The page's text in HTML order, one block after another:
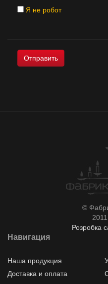
Я не робот
©
Розробка
Навигация
Наша продукция
Доставка и оплата